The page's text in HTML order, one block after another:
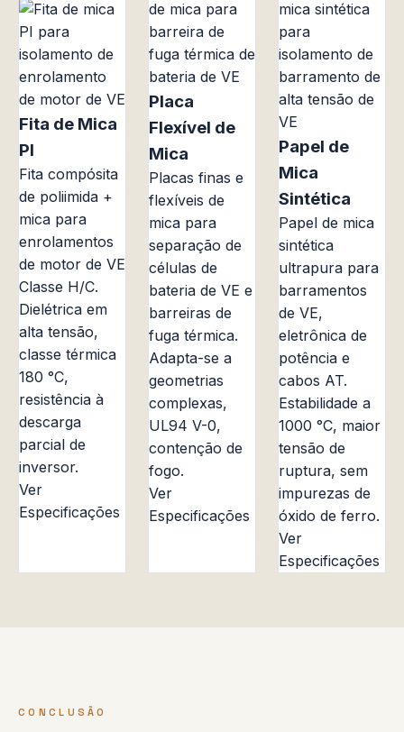
Fita de Mica
PI
Fita compósita
de poliimida +
mica para
enrolamentos
de motor de VE
Classe H/C.
Dielétrica em
alta tensão,
classe térmica
180 °C,
resistência à
descarga
parcial de
inversor.
Ver
Especificações
Placa
Flexível de
Mica
Placas finas e
flexíveis de
mica para
separação de
células de
bateria de VE e
barreiras de
fuga térmica.
Adapta-se a
geometrias
complexas,
UL94 V-0,
contenção de
fogo.
Ver
Especificações
Papel de
Mica
Sintética
Papel de mica
sintética
ultrapura para
barramentos
de VE,
eletrônica de
potência e
cabos AT.
Estabilidade a
1000 °C, maior
tensão de
ruptura, sem
impurezas de
óxido de ferro.
Ver
Especificações
CONCLUSÃO